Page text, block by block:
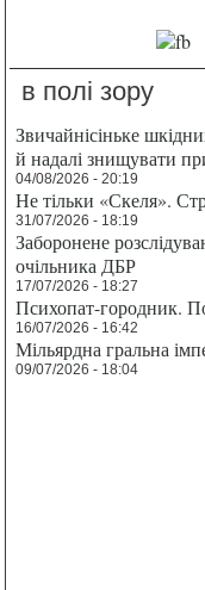
в полі зору
Звичайнісіньке
й надалі знищувати
04/08/2026 - 20:19
Не тільки «Скеля».
31/07/2026 - 18:19
Заборонене
очільника ДБР
17/07/2026 - 18:27
Психопат-городник.
16/07/2026 - 16:42
Мільярдна гральна
09/07/2026 - 18:04